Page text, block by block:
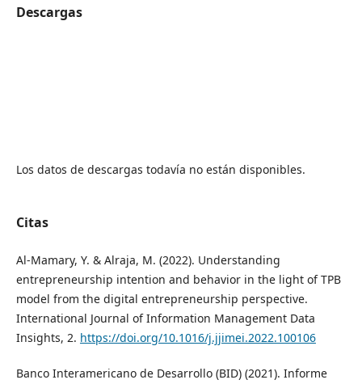
Descargas
Los datos de descargas todavía no están disponibles.
Citas
Al-Mamary, Y. & Alraja, M. (2022). Understanding
entrepreneurship intention and behavior in the light of TPB
model from the digital entrepreneurship perspective.
International Journal of Information Management Data
Insights, 2. https://doi.org/10.1016/j.jjimei.2022.100106
Banco Interamericano de Desarrollo (BID) (2021). Informe